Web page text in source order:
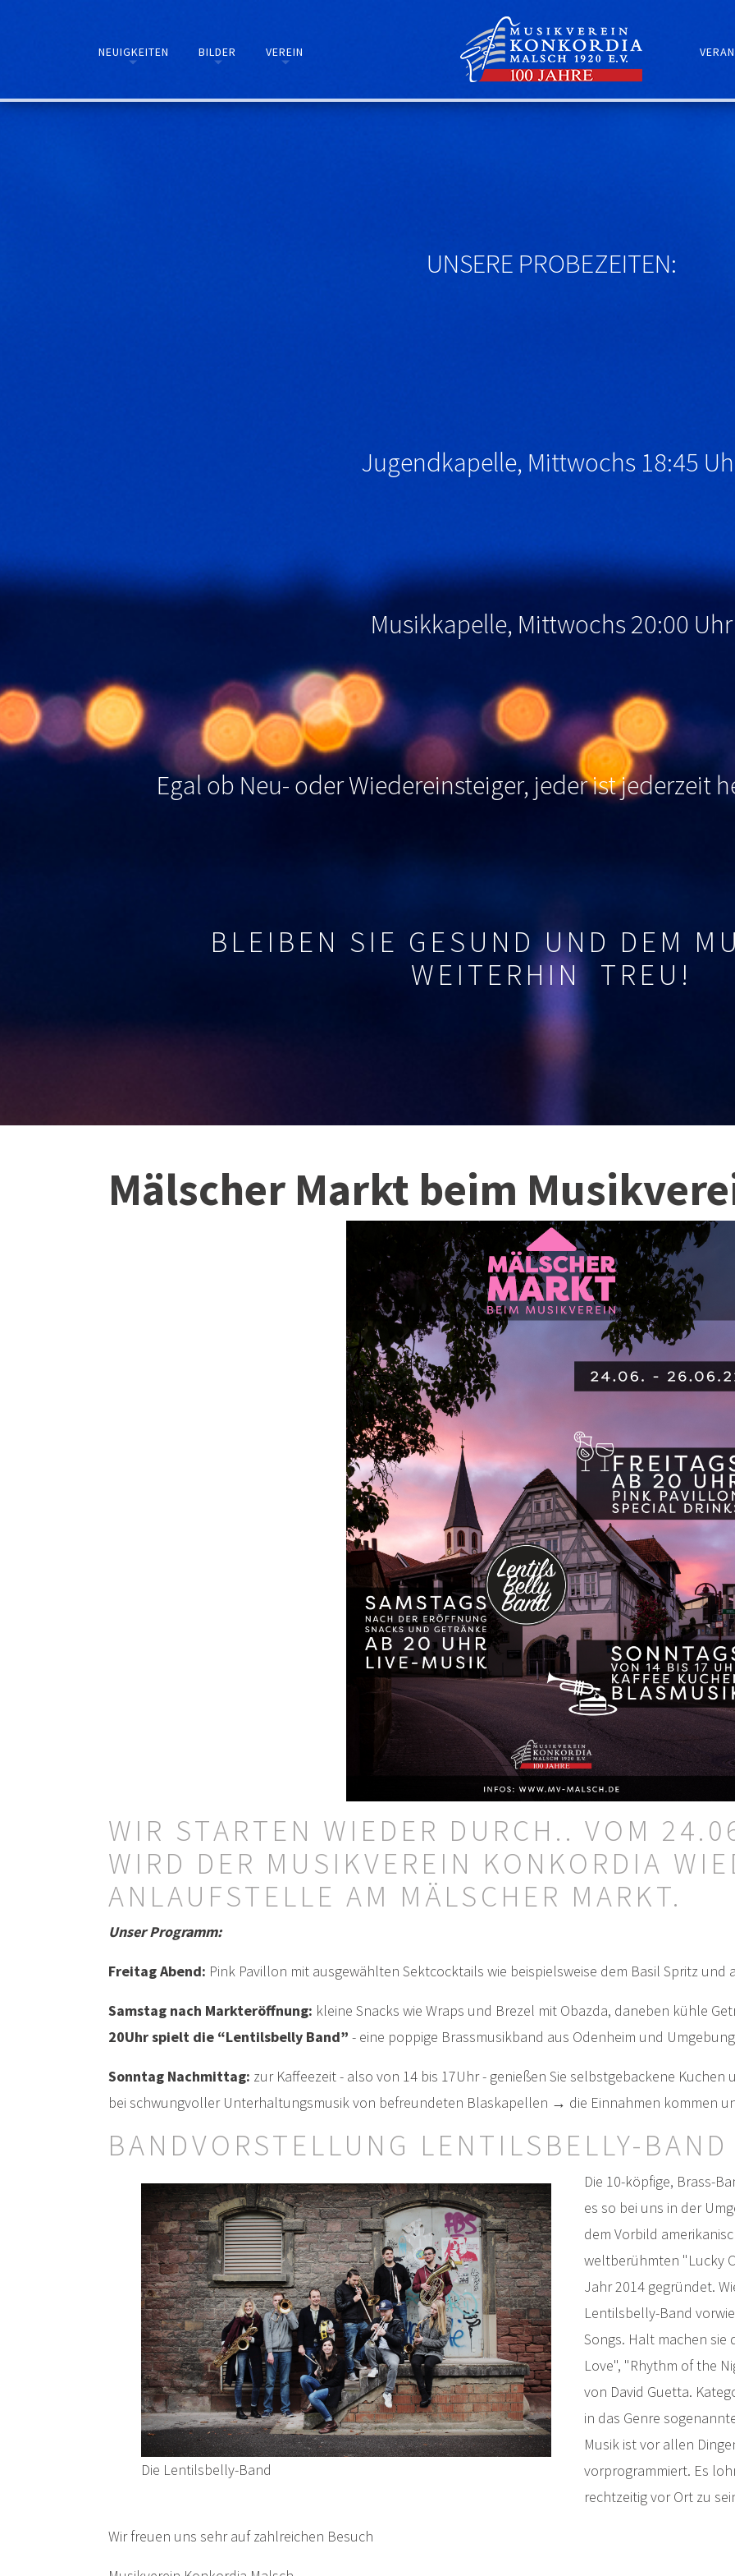
NEUIGKEITEN BILDER VEREIN
UNSERE PROBEZEITEN:
Jugendkapelle, Mittwochs 18:45
Musikkapelle, Mittwochs 20:00 Uhr
Egal ob Neu- oder Wiedereinsteiger, jeder ist jederzeit
BLEIBEN SIE GESUND UND DEM
WEITERHIN TREU!
Mälscher Markt beim
WIR STARTEN WIEDER DURCH.. VOM
WIRD DER MUSIKVEREIN KONKORDIA
ANLAUFSTELLE AM MÄLSCHER MARKT.
Unser Programm:
Freitag Abend: Pink Pavillon mit ausgewählten Sektcocktails wie beispielsweise dem Basil Spritz und
Samstag nach Markteröffnung: kleine Snacks wie Wraps und Brezel mit Obazda, daneben kühle
20Uhr spielt die “Lentilsbelly Band” - eine poppige Brassmusikband aus Odenheim und Umgebung
Sonntag Nachmittag: zur Kaffeezeit - also von 14 bis 17Uhr - genießen Sie selbstgebackene
bei schwungvoller Unterhaltungsmusik von befreundeten Blaskapellen → die Einnahmen kommen
BANDVORSTELLUNG LENTILSBELLY-BAND
Die Lentilsbelly-Band
Die 10-köpfige, Brass-
es so bei uns in der
dem Vorbild
weltberühmten "Lucky
Jahr 2014 gegründet.
Lentilsbelly-Band
Songs. Halt machen sie
Love", "Rhythm of the
von David Guetta.
in das Genre
Musik ist vor allen
vorprogrammiert. Es
rechtzeitig vor Ort zu
Wir freuen uns sehr auf zahlreichen Besuch